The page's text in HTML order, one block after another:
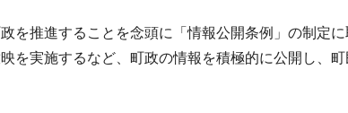
を推進することを念頭に「情報公開条例」の制定
を実施するなど、町政の情報を積極的に公開し、